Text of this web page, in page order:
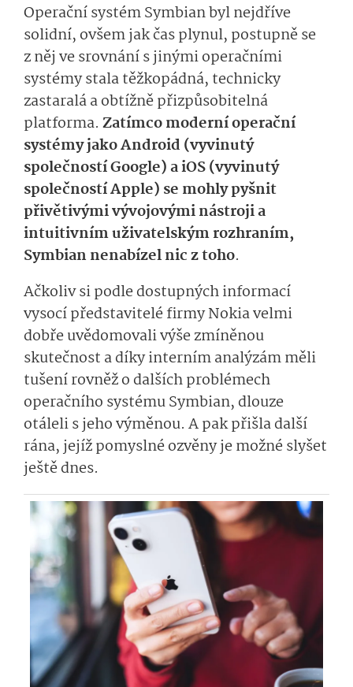
Operační systém Symbian byl nejdříve
solidní, ovšem jak čas plynul, postupně se
z něj ve srovnání s jinými operačními
systémy stala těžkopádná, technicky
zastaralá a obtížně přizpůsobitelná
platforma. Zatímco moderní operační
systémy jako Android (vyvinutý
společností Google) a iOS (vyvinutý
společností Apple) se mohly pyšnit
přivětivými vývojovými nástroji a
intuitivním uživatelským rozhraním,
Symbian nenabízel nic z toho.
Ačkoliv si podle dostupných informací
vysocí představitelé firmy Nokia velmi
dobře uvědomovali výše zmíněnou
skutečnost a díky interním analýzám měli
tušení rovněž o dalších problémech
operačního systému Symbian, dlouze
otáleli s jeho výměnou. A pak přišla další
rána, jejíž pomyslné ozvěny je možné slyšet
ještě dnes.